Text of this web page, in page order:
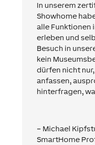
In unserem
Showhome
alle Funktionen
erleben und
Besuch in
kein
dürfen nicht
anfassen,
hinterfragen,
– Michael
SmartHome